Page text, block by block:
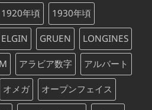
1920年頃 1930年頃
ELGIN GRUEN LONGINES
アラビア数字 アルバート
オメガ オープンフェイス